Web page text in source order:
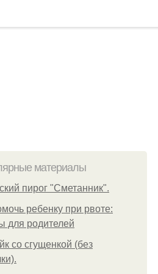
материалы
пирог "Сметанник".
ребенку при рвоте:
для родителей
со сгущенкой (без